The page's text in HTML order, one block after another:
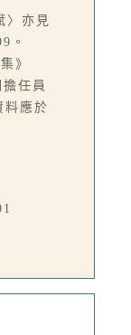
〉亦見
。
》
任員
料應於